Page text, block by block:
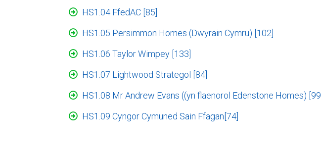
HS1.04 FfedAC [85]
HS1.05 Persimmon Homes (Dwyrain Cymru) [102]
HS1.06 Taylor Wimpey [133]
HS1.07 Lightwood Strategol [84]
HS1.08 Mr Andrew Evans ((yn flaenorol Edenstone Homes) [99]
HS1.09 Cyngor Cymuned Sain Ffagan[74]